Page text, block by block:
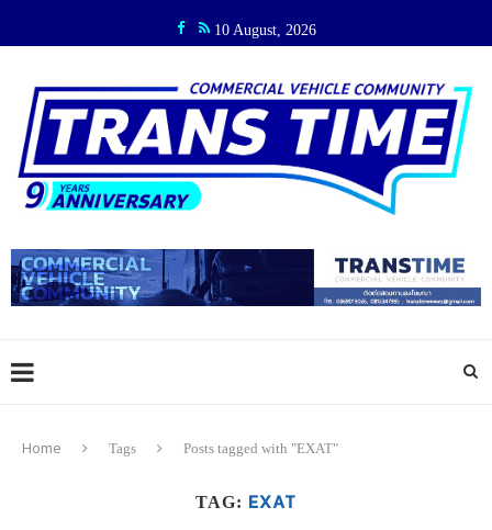
10 August, 2026
Home Tags Posts tagged with "EXAT"
TAG: EXAT